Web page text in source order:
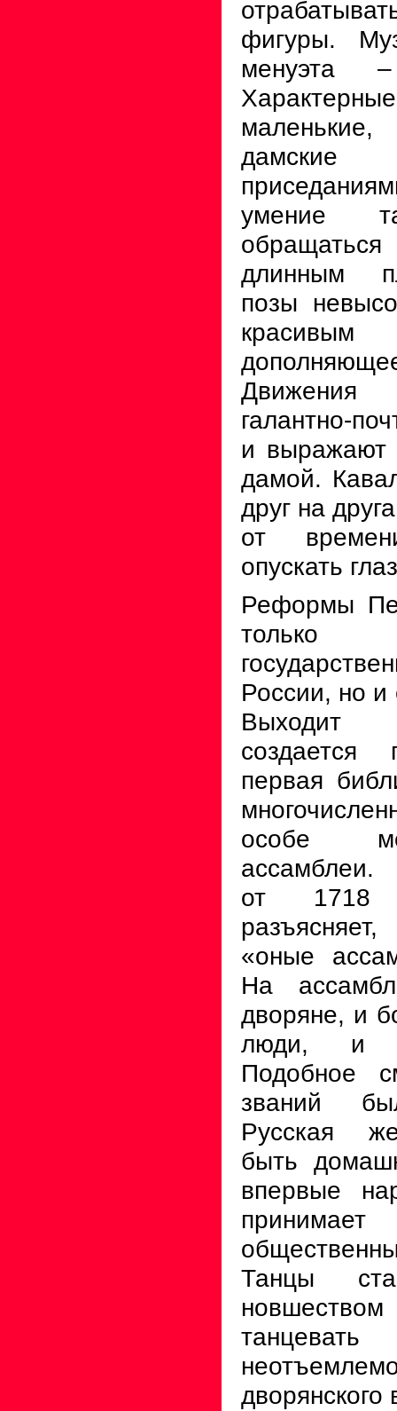
фигуры.
менуэта
умение
длинным
позы
красивым
Движения
галантно-
и выражают
дамой.
друг на
от
опускать
Реформы
только
России, но и
Выходит
первая
особе
ассамблеи.
от 1718
«оные
На
дворяне, и
люди, и
Подобное
званий
Русская
быть
впервые
Танцы
новшеством
дворянского